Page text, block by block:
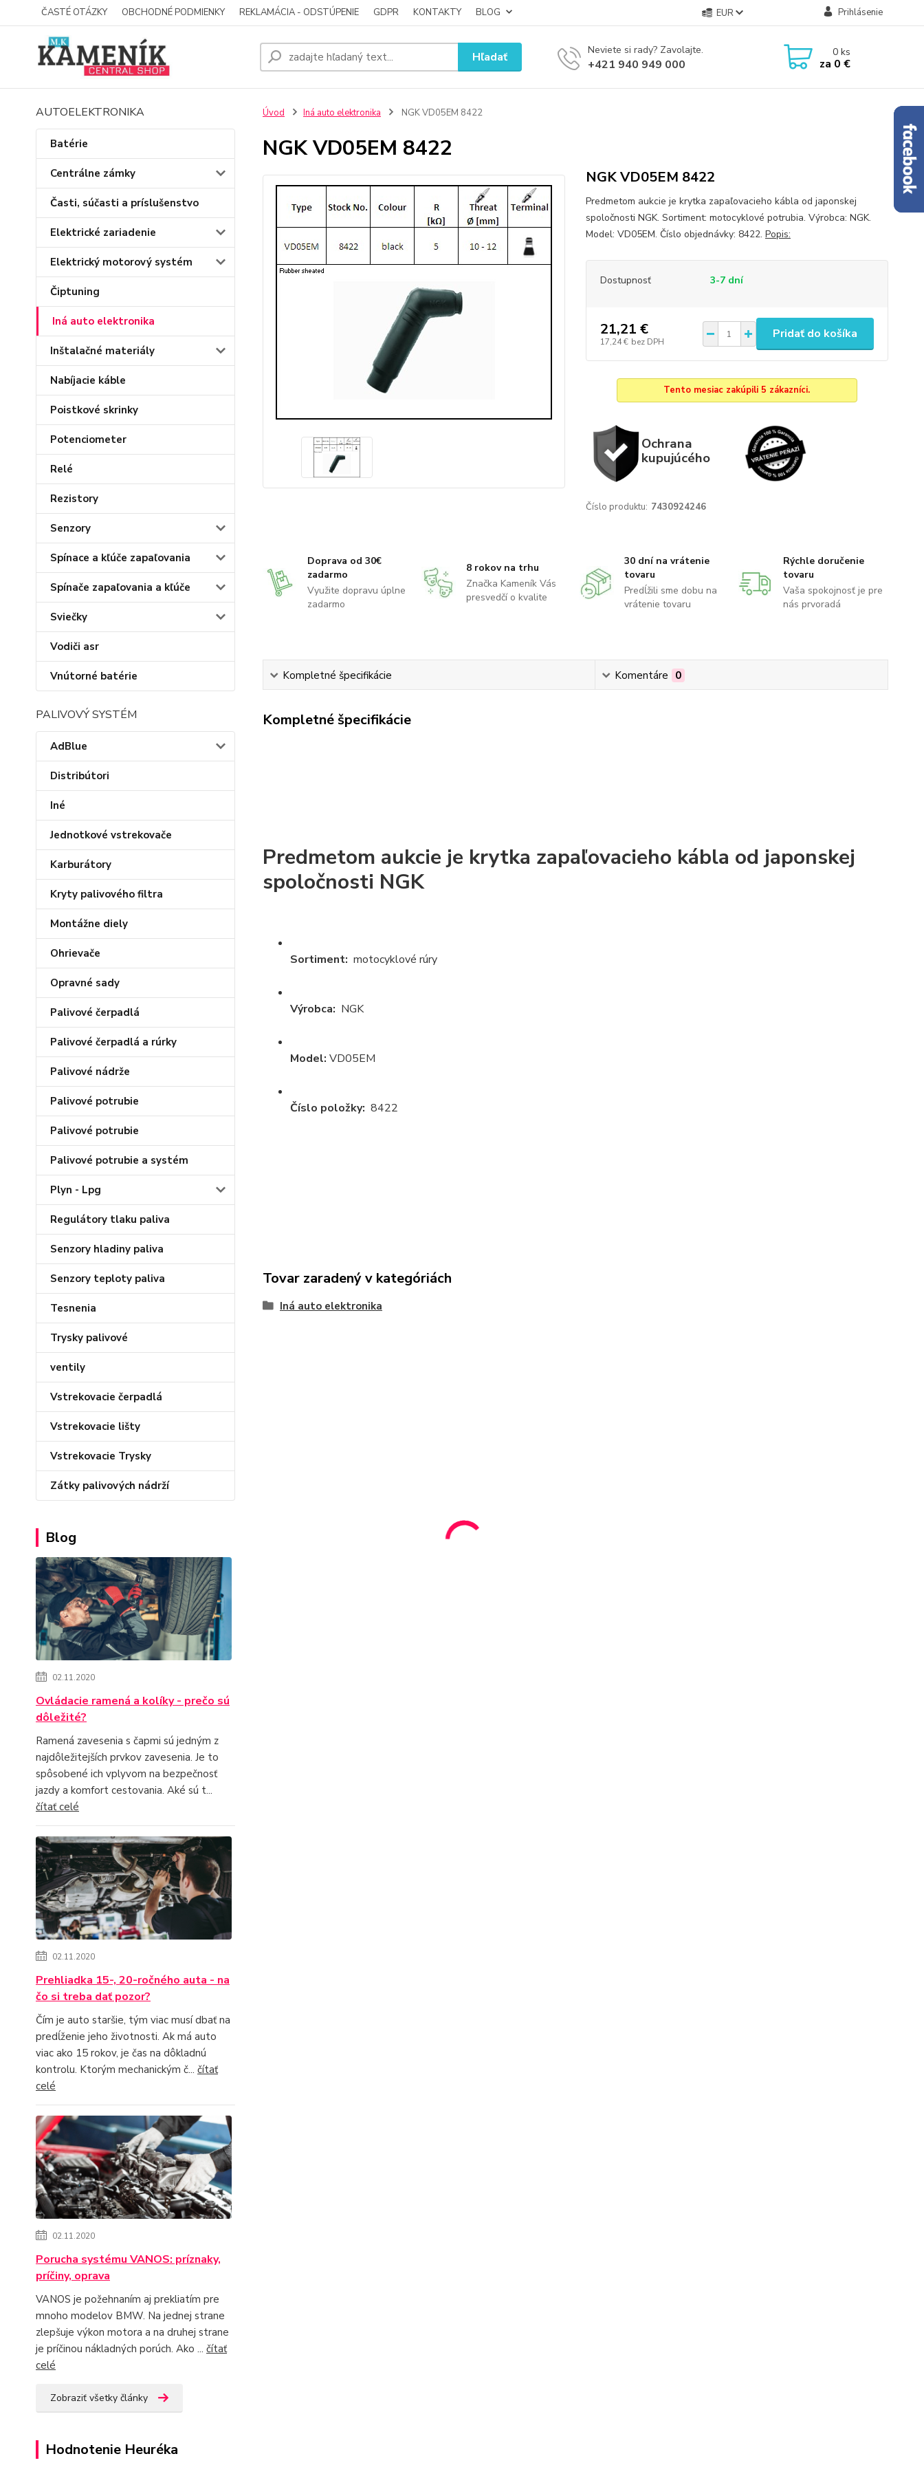
ČASTÉ OTÁZKY OBCHODNÉ PODMIENKY REKLAMÁCIA - ODSTÚPENIE GDPR KONTAKTY BLOG EUR Prihlásenie
Hľadať Neviete si rady? Zavolajte.
+421 940 949 000
0ks
za 0 €
AUTOELEKTRONIKA
Batérie
Centrálne zámky
Časti, súčasti a príslušenstvo
Elektrické zariadenie
Elektrický motorový systém
Čiptuning
Iná auto elektronika
Inštalačné materiály
Nabíjacie káble
Poistkové skrinky
Potenciometer
Relé
Rezistory
Senzory
Spínace a kľúče zapaľovania
Spínače zapaľovania a kľúče
Sviečky
Vodiči asr
Vnútorné batérie
PALIVOVÝ SYSTÉM
AdBlue
Distribútori
Iné
Jednotkové vstrekovače
Karburátory
Kryty palivového filtra
Montážne diely
Ohrievače
Opravné sady
Palivové čerpadlá
Palivové čerpadlá a rúrky
Palivové nádrže
Palivové potrubie
Palivové potrubie
Palivové potrubie a systém
Plyn - Lpg
Regulátory tlaku paliva
Senzory hladiny paliva
Senzory teploty paliva
Tesnenia
Trysky palivové
ventily
Vstrekovacie čerpadlá
Vstrekovacie lišty
Vstrekovacie Trysky
Zátky palivových nádrží
Blog
02.11.2020
Ovládacie ramená a kolíky - prečo sú
dôležité?
Ramená zavesenia s čapmi sú jedným z
najdôležitejších prvkov zavesenia. Je to
spôsobené ich vplyvom na bezpečnosť
jazdy a komfort cestovania. Aké sú t...
čítať celé
02.11.2020
Prehliadka 15-, 20-ročného auta - na
čo si treba dať pozor?
Čím je auto staršie, tým viac musí dbať na
predĺženie jeho životnosti. Ak má auto
viac ako 15 rokov, je čas na dôkladnú
kontrolu. Ktorým mechanickým č... čítať
celé
02.11.2020
Porucha systému VANOS: príznaky,
príčiny, oprava
VANOS je požehnaním aj prekliatím pre
mnoho modelov BMW. Na jednej strane
zlepšuje výkon motora a na druhej strane
je príčinou nákladných porúch. Ako ... čítať
celé
Zobraziť všetky články
Hodnotenie Heuréka
Úvod Iná auto elektronika NGK VD05EM 8422
NGK VD05EM 8422
NGK VD05EM 8422
Predmetom aukcie je krytka zapaľovacieho kábla od japonskej
spoločnosti NGK. Sortiment: motocyklové potrubia. Výrobca: NGK.
Model: VD05EM. Číslo objednávky: 8422. Popis:
Dostupnosť 3-7 dní
21,21 €
17,24 € bez DPH
Pridať do košíka
Tento mesiac zakúpili 5 zákazníci.
Ochrana
kupujúcého
Číslo produktu: 7430924246
Doprava od 30€
zadarmo
Využite dopravu úplne
zadarmo
8 rokov na trhu
Značka Kameník Vás
presvedčí o kvalite
30 dní na vrátenie
tovaru
Predĺžili sme dobu na
vrátenie tovaru
Rýchle doručenie
tovaru
Vaša spokojnosť je pre
nás prvoradá
Kompletné špecifikácie Komentáre 0
Kompletné špecifikácie
Predmetom aukcie je krytka zapaľovacieho kábla od japonskej
spoločnosti NGK
Sortiment: motocyklové rúry
Výrobca: NGK
Model: VD05EM
Číslo položky: 8422
Tovar zaradený v kategóriách
Iná auto elektronika